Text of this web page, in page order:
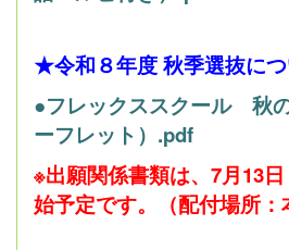
★令和８年度 秋季選抜に
●フレックススクール 秋
ーフレット）.pdf
※出願関係書類は、7月13
始予定です。（配付場所：